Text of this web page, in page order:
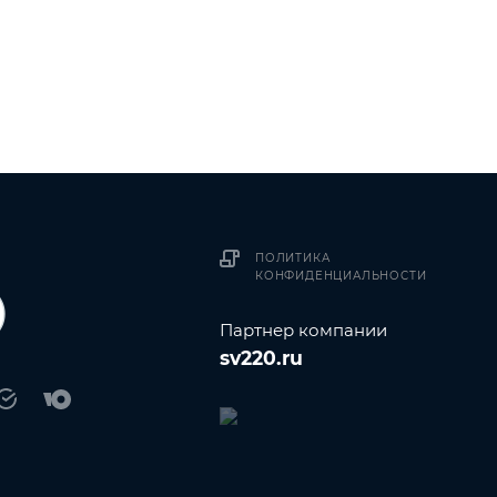
ПОЛИТИКА
КОНФИДЕНЦИАЛЬНОСТИ
Партнер компании
sv220.ru